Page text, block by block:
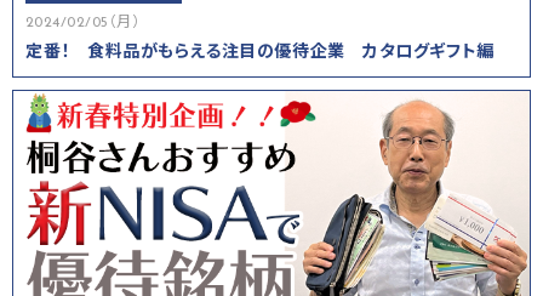
2024/02/05（月）
定番！ 食料品がもらえる注目の優待企業 カタログギフト編